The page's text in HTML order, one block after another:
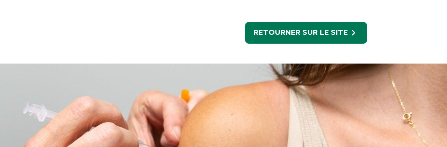
RETOURNER SUR LE SITE